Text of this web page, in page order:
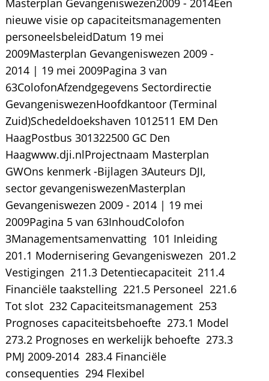
Masterplan Gevangeniswezen2009 - 2014Een
nieuwe visie op capaciteitsmanagementen
personeelsbeleidDatum 19 mei
2009Masterplan Gevangeniswezen 2009 -
2014 | 19 mei 2009Pagina 3 van
63ColofonAfzendgegevens Sectordirectie
GevangeniswezenHoofdkantoor (Terminal
Zuid)Schedeldoekshaven 1012511 EM Den
HaagPostbus 301322500 GC Den
Haagwww.dji.nlProjectnaam Masterplan
GWOns kenmerk -Bijlagen 3Auteurs DJI,
sector gevangeniswezenMasterplan
Gevangeniswezen 2009 - 2014 | 19 mei
2009Pagina 5 van 63InhoudColofon 
3Managementsamenvatting  101 Inleiding 
201.1 Modernisering Gevangeniswezen  201.2
Vestigingen  211.3 Detentiecapaciteit  211.4
Financiële taakstelling  221.5 Personeel  221.6
Tot slot  232 Capaciteitsmanagement  253
Prognoses capaciteitsbehoefte  273.1 Model 
273.2 Prognoses en werkelijk behoefte  273.3
PMJ 2009-2014  283.4 Financiële
consequenties  294 Flexibel